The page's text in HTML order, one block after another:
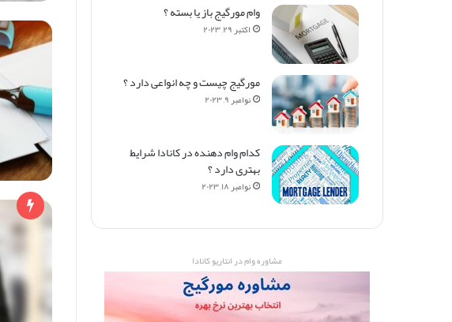
وام مورگیج باز یا بسته ؟
اکتبر ۲۹, ۲۰۲۳
مورگیج چیست و چه انواعی دارد ؟
نوامبر ۹, ۲۰۲۳
کدام وام دهنده در کانادا شرایط
بهتری دارد ؟
نوامبر ۱۸, ۲۰۲۳
مشاوره وام در انتاریو کانادا